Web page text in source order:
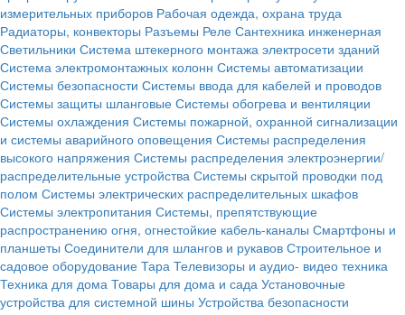
измерительных приборов Рабочая одежда, охрана труда
Радиаторы, конвекторы Разъемы Реле Сантехника инженерная
Светильники Система штекерного монтажа электросети зданий
Система электромонтажных колонн Системы автоматизации
Системы безопасности Системы ввода для кабелей и проводов
Системы защиты шланговые Системы обогрева и вентиляции
Системы охлаждения Системы пожарной, охранной сигнализации
и системы аварийного оповещения Системы распределения
высокого напряжения Системы распределения электроэнергии/
распределительные устройства Системы скрытой проводки под
полом Системы электрических распределительных шкафов
Системы электропитания Системы, препятствующие
распространению огня, огнестойкие кабель-каналы Смартфоны и
планшеты Соединители для шлангов и рукавов Строительное и
садовое оборудование Тара Телевизоры и аудио- видео техника
Техника для дома Товары для дома и сада Установочные
устройства для системной шины Устройства безопасности